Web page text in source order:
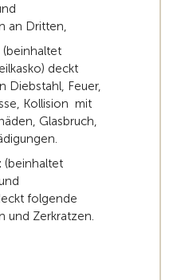
an Dritten,
(beinhaltet
deckt
Diebstahl, Feuer,
Kollision mit
Glasbruch,
(beinhaltet
folgende
und Zerkratzen.